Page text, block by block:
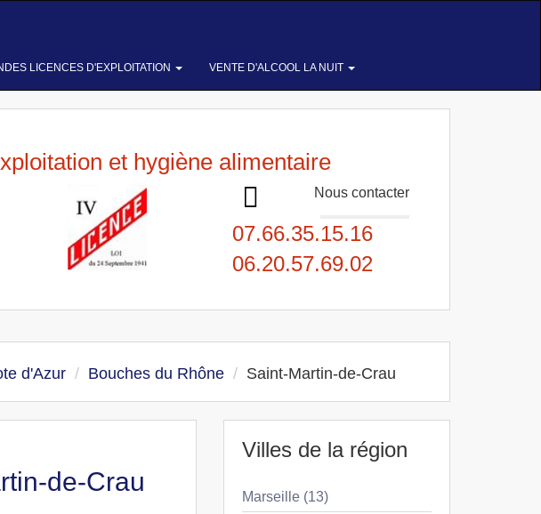
LICENCES D'EXPLOITATION VENTE D'ALCOOL LA NUIT
et hygiène alimentaire
Nous contacter
07.66.35.15.16
06.20.57.69.02
d'Azur Bouches du Rhône Saint-Martin-de-Crau
de-Crau
Villes de la région
Marseille (13)